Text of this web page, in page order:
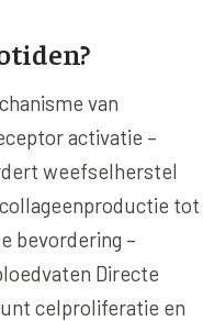
van
activatie –
weefselherstel
tot
bevordering –
Directe
celproliferatie en